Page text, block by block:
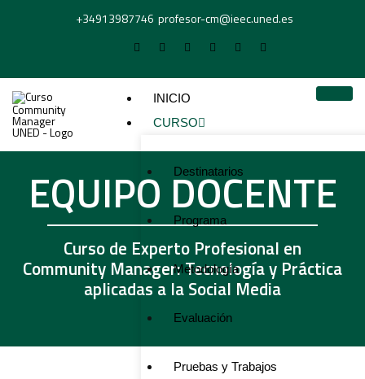
+34913987746 profesor-cm@ieec.uned.es
INICIO
CURSO
Destinatarios
Programa
Metodología
Evaluación
Pruebas y Trabajos
EQUIPO DOCENTE
Curso de Experto Profesional en
Community Manager: Tecnología y Práctica
aplicadas a la Social Media